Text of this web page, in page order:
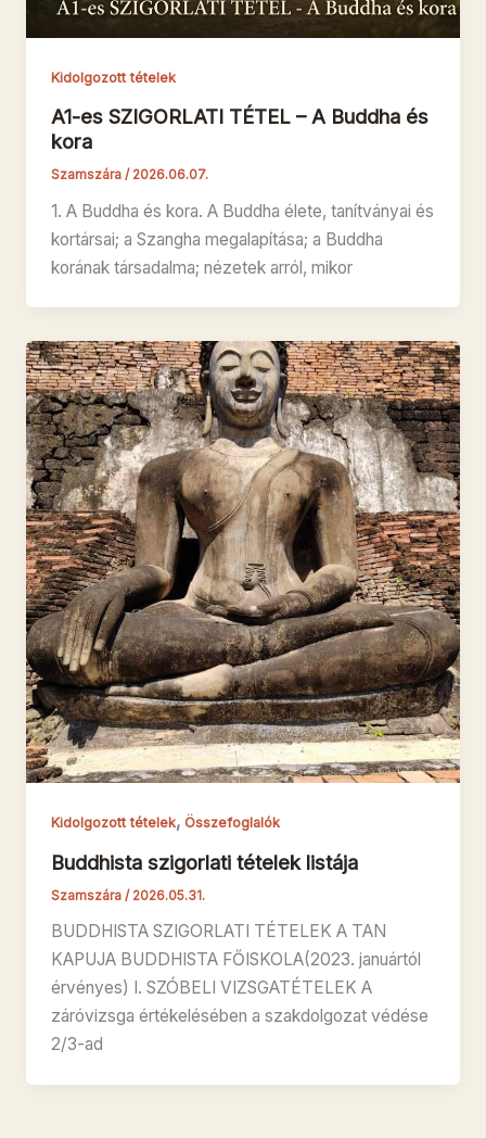
Kidolgozott tételek
A1-es SZIGORLATI TÉTEL – A Buddha és
kora
Szamszára/ 2026.06.07.
1. A Buddha és kora. A Buddha élete, tanítványai és
kortársai; a Szangha megalapítása; a Buddha
korának társadalma; nézetek arról, mikor
Kidolgozott tételek,Összefoglalók
Buddhista szigorlati tételek listája
Szamszára/ 2026.05.31.
BUDDHISTA SZIGORLATI TÉTELEK A TAN
KAPUJA BUDDHISTA FŐISKOLA(2023. januártól
érvényes) I. SZÓBELI VIZSGATÉTELEK A
záróvizsga értékelésében a szakdolgozat védése
2/3-ad